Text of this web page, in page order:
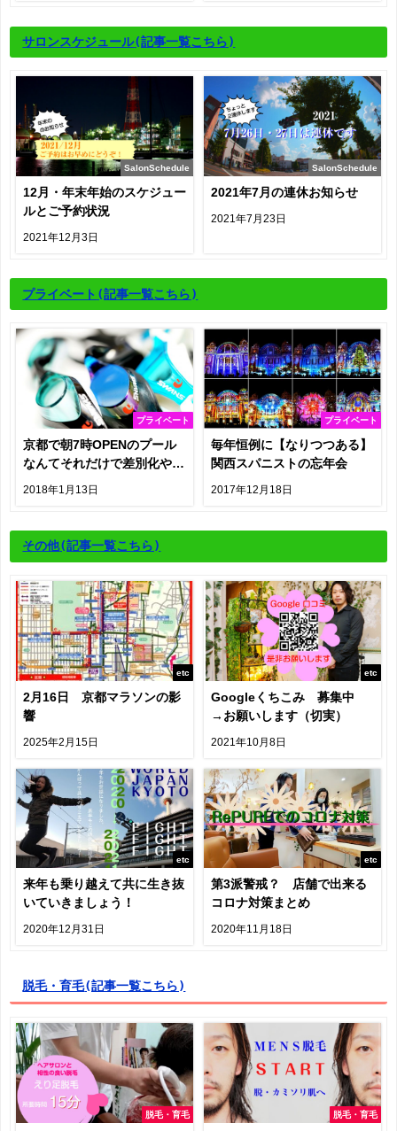
サロンスケジュール(記事一覧こちら)
SalonSchedule
12月・年末年始のスケジュー
ルとご予約状況
2021年12月3日
SalonSchedule
2021年7月の連休お知らせ
2021年7月23日
プライベート (記事一覧こちら)
プライベート
京都で朝7時OPENのプール
なんてそれだけで差別化や
2018年1月13日
プライベート
毎年恒例に【なりつつある】
関西スパニストの忘年会
2017年12月18日
その他(記事一覧こちら)
etc
2月16日 京都マラソンの影
響
2025年2月15日
etc
Googleくちこみ 募集中
→お願いします（切実）
2021年10月8日
etc
来年も乗り越えて共に生き抜
いていきましょう！
2020年12月31日
etc
第3派警戒？ 店舗で出来る
コロナ対策まとめ
2020年11月18日
脱毛・育毛(記事一覧こちら)
脱毛・育毛 脱毛・育毛